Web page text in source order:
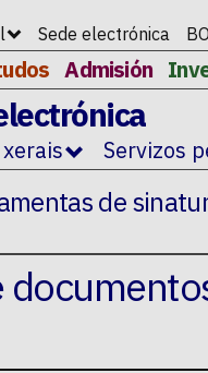
Sede electrónica
Admisión
Servizos
de